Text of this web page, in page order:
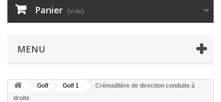
Panier (vide)
MENU
Golf Golf 1
Crémaillière de direction conduite à
droite